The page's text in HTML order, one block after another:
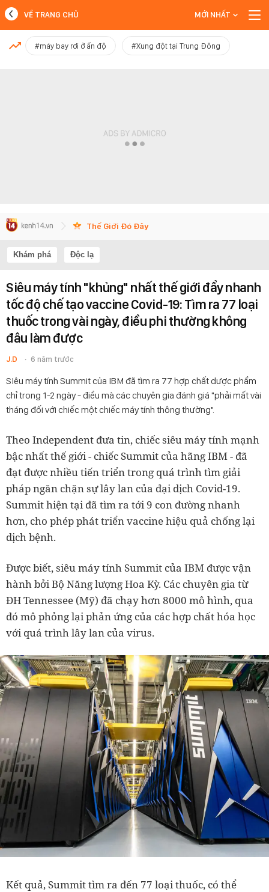
MỚI NHẤT
VỀ TRANG CHỦ MỚI NHẤT
#máy bay rơi ở ấn độ #Xung đột tại Trung Đông
Thế Giới Đó Đây
Khám phá Độc lạ
Siêu máy tính "khủng" nhất thế giới đẩy nhanh
tốc độ chế tạo vaccine Covid-19: Tìm ra 77 loại
thuốc trong vài ngày, điều phi thường không
đâu làm được
J.D 6 năm trước
SIêu máy tính Summit của IBM đã tìm ra 77 hợp chất dược phẩm
chỉ trong 1-2 ngày - điều mà các chuyên gia đánh giá "phải mất vài
tháng đối với chiếc một chiếc máy tính thông thường".
Theo Independent đưa tin, chiếc siêu máy tính mạnh
bậc nhất thế giới - chiếc Summit của hãng IBM - đã
đạt được nhiều tiến triển trong quá trình tìm giải
pháp ngăn chặn sự lây lan của đại dịch Covid-19.
Summit hiện tại đã tìm ra tới 9 con đường nhanh
hơn, cho phép phát triển vaccine hiệu quả chống lại
dịch bệnh.
Được biết, siêu máy tính Summit của IBM được vận
hành bởi Bộ Năng lượng Hoa Kỳ. Các chuyên gia từ
ĐH Tennessee (Mỹ) đã chạy hơn 8000 mô hình, qua
đó mô phỏng lại phản ứng của các hợp chất hóa học
với quá trình lây lan của virus.
Kết quả, Summit tìm ra đến 77 loại thuốc, có thể